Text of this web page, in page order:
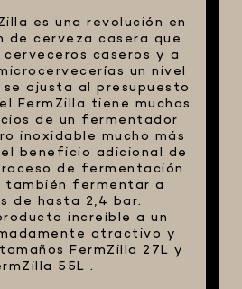
es una revolución en
de cerveza casera que
caseros y a
un nivel
ajusta al presupuesto
FermZilla tiene muchos
de un fermentador
inoxidable mucho más
beneficio adicional de
de fermentación
también fermentar a
de hasta 2,4 bar.
increíble a un
atractivo y
FermZilla 27L y
55L .